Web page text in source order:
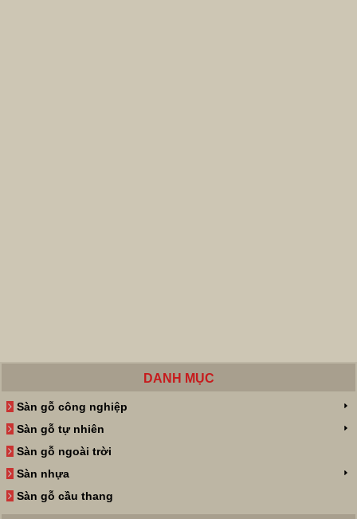
DANH MỤC
Sàn gỗ công nghiệp
Sàn gỗ tự nhiên
Sàn gỗ ngoài trời
Sàn nhựa
Sàn gỗ cầu thang